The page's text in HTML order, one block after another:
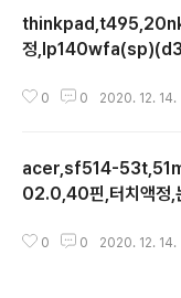
정
0 0 2020. 12. 14.
acer,sf514-
02.0,40핀,터치액정,
0 0 2020. 12. 14.